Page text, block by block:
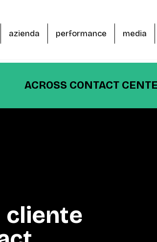
azienda performance media
ACROSS CONTACT
cliente